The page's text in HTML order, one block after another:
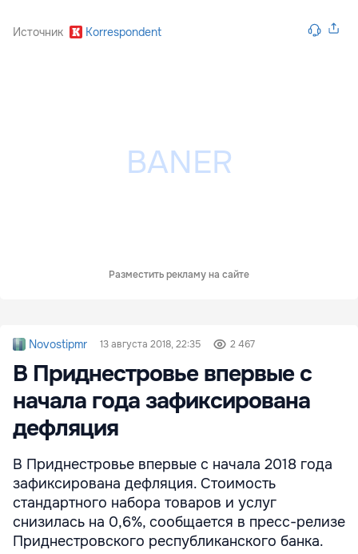
Источник Korrespondent
Разместить рекламу на сайте
Novostipmr 13 августа 2018, 22:35 2 467
В Приднестровье впервые с
начала года зафиксирована
дефляция
В Приднестровье впервые с начала 2018 года
зафиксирована дефляция. Стоимость
стандартного набора товаров и услуг
снизилась на 0,6%, сообщается в пресс-релизе
Приднестровского республиканского банка.